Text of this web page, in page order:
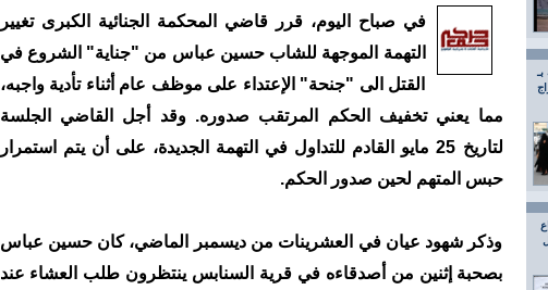
في صباح اليوم، قرر قاضي المحكمة الجنائية الكبرى تغيير
التهمة الموجهة للشاب حسين عباس من "جناية" الشروع في
القتل الى "جنحة" الإعتداء على موظف عام أثناء تأدية واجبه،
مما يعني تخفيف الحكم المرتقب صدوره. وقد أجل القاضي الجلسة
لتاريخ 25 مايو القادم للتداول في التهمة الجديدة، على أن يتم استمرار
حبس المتهم لحين صدور الحكم.
وذكر شهود عيان في العشرينات من ديسمبر الماضي، كان حسين عباس
بصحبة إثنين من أصدقاءه في قرية السنابس ينتظرون طلب العشاء عند